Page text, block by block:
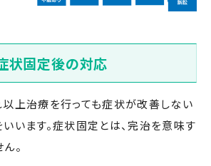
状固定後の対応
以上治療を行っても症状が改善しない
います。症状固定とは、完治を意味す
。